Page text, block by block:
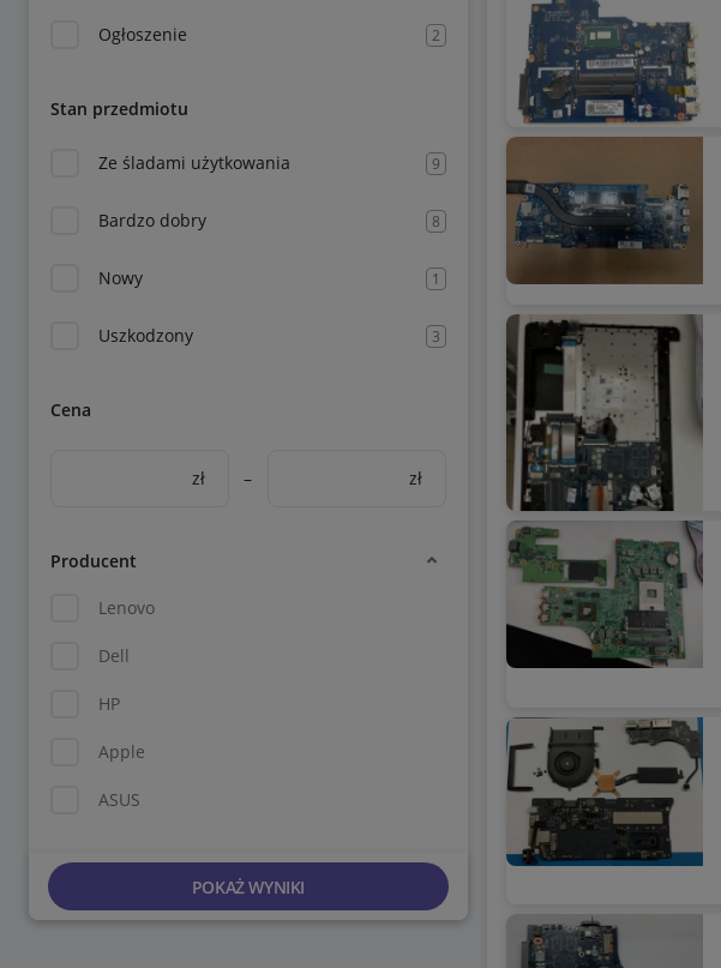
Ogłoszenie 2
Stan przedmiotu
Ze śladami użytkowania 9
Bardzo dobry 8
Nowy 1
Uszkodzony 3
Cena
zł – zł
Producent
Lenovo
Dell
HP
Apple
ASUS
POKAŻ WYNIKI